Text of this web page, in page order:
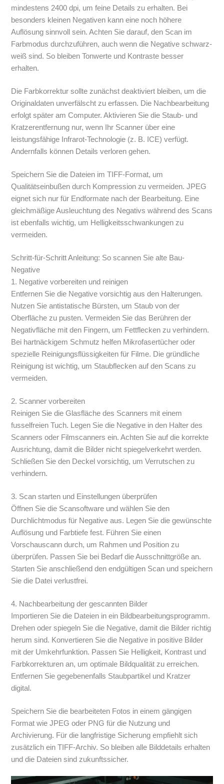
mindestens 2400 dpi, um feine Details zu erhalten. Bei
besonders kleinen Negativen kann eine noch höhere
Auflösung sinnvoll sein. Achten Sie darauf, den Scan im
Farbmodus durchzuführen, auch wenn die Negative schwarz-
weiß sind. So bleiben Tonwerte und Kontraste besser
erhalten.
Die Farbkorrektur sollte zunächst deaktiviert bleiben, um die
Originaldaten unverfälscht zu erfassen. Die Nachbearbeitung
erfolgt später am Computer. Aktivieren Sie die Staub- und
Kratzerentfernung nur, wenn Ihr Scanner über eine
leistungsfähige Infrarot-Technologie (z. B. ICE) verfügt.
Andernfalls können Details verloren gehen.
Speichern Sie die Dateien im TIFF-Format, um
Qualitätseinbußen durch Kompression zu vermeiden. JPEG
eignet sich nur für Endformate nach der Bearbeitung. Eine
gleichmäßige Ausleuchtung des Negativs während des Scans
ist ebenfalls wichtig, um Helligkeitsschwankungen zu
vermeiden.
Schritt-für-Schritt Anleitung: So scannen Sie alte Bau-
Negative
1. Negative vorbereiten und reinigen
Entfernen Sie die Negative vorsichtig aus den Halterungen.
Nutzen Sie antistatische Bürsten, um Staub von der
Oberfläche zu pusten. Vermeiden Sie das Berühren der
Negativfläche mit den Fingern, um Fettflecken zu verhindern.
Bei hartnäckigem Schmutz helfen Mikrofasertücher oder
spezielle Reinigungsflüssigkeiten für Filme. Die gründliche
Reinigung ist wichtig, um Staubflecken auf den Scans zu
vermeiden.
2. Scanner vorbereiten
Reinigen Sie die Glasfläche des Scanners mit einem
fusselfreien Tuch. Legen Sie die Negative in den Halter des
Scanners oder Filmscanners ein. Achten Sie auf die korrekte
Ausrichtung, damit die Bilder nicht spiegelverkehrt werden.
Schließen Sie den Deckel vorsichtig, um Verrutschen zu
verhindern.
3. Scan starten und Einstellungen überprüfen
Öffnen Sie die Scansoftware und wählen Sie den
Durchlichtmodus für Negative aus. Legen Sie die gewünschte
Auflösung und Farbtiefe fest. Führen Sie einen
Vorschauscann durch, um Rahmen und Position zu
überprüfen. Passen Sie bei Bedarf die Ausschnittgröße an.
Starten Sie anschließend den endgültigen Scan und speichern
Sie die Datei verlustfrei.
4. Nachbearbeitung der gescannten Bilder
Importieren Sie die Dateien in ein Bildbearbeitungsprogramm.
Drehen oder spiegeln Sie die Negative, damit die Bilder richtig
herum sind. Konvertieren Sie die Negative in positive Bilder
mit der Umkehrfunktion. Passen Sie Helligkeit, Kontrast und
Farbkorrekturen an, um optimale Bildqualität zu erreichen.
Entfernen Sie gegebenenfalls Staubpartikel und Kratzer
digital.
Speichern Sie die bearbeiteten Fotos in einem gängigen
Format wie JPEG oder PNG für die Nutzung und
Archivierung. Für die langfristige Sicherung empfiehlt sich
zusätzlich ein TIFF-Archiv. So bleiben alle Bilddetails erhalten
und die Dateien sind zukunftssicher.